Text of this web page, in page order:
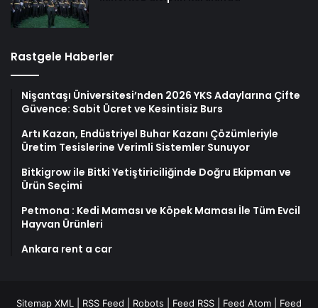
Rastgele Haberler
Nişantaşı Üniversitesi’nden 2026 YKS Adaylarına Çifte
Güvence: Sabit Ücret ve Kesintisiz Burs
Artı Kazan, Endüstriyel Buhar Kazanı Çözümleriyle
Üretim Tesislerine Verimli Sistemler Sunuyor
Bitkigrow ile Bitki Yetiştiriciliğinde Doğru Ekipman ve
Ürün Seçimi
Petmona : Kedi Maması ve Köpek Maması İle Tüm Evcil
Hayvan Ürünleri
Ankara rent a car
Sitemap XML RSS Feed Robots Feed RSS Feed Atom Feed